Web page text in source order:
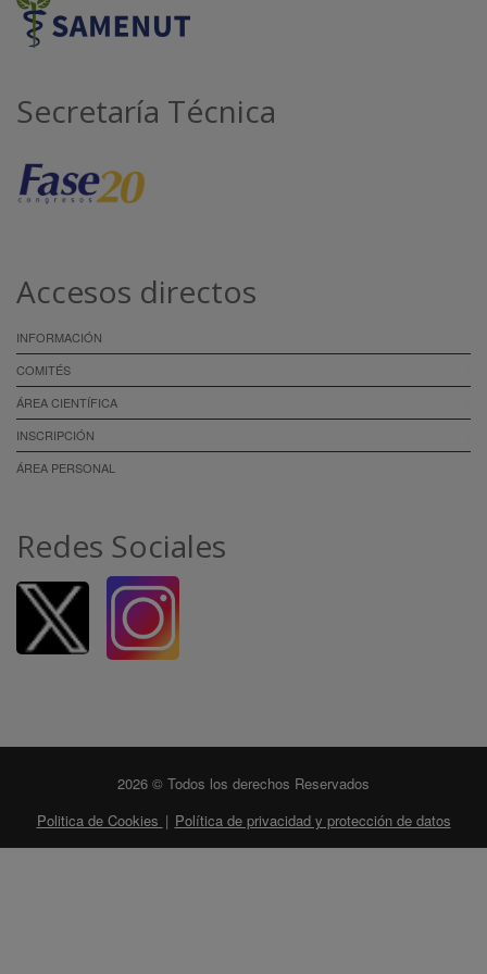
Secretaría Técnica
Accesos directos
INFORMACIÓN
COMITÉS
ÁREA CIENTÍFICA
INSCRIPCIÓN
ÁREA PERSONAL
Redes Sociales
2026 © Todos los derechos Reservados
Politica de Cookies | Política de privacidad y protección de datos